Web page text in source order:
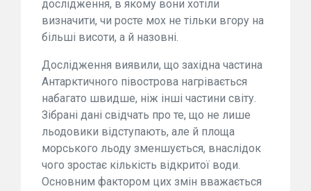
дослідження, в якому вони хотіли
визначити, чи росте мох не тільки вгору на
більші висоти, а й назовні.
Дослідження виявили, що західна частина
Антарктичного півострова нагрівається
набагато швидше, ніж інші частини світу.
Зібрані дані свідчать про те, що не лише
льодовики відступають, але й площа
морського льоду зменшується, внаслідок
чого зростає кількість відкритої води.
Основним фактором цих змін вважається